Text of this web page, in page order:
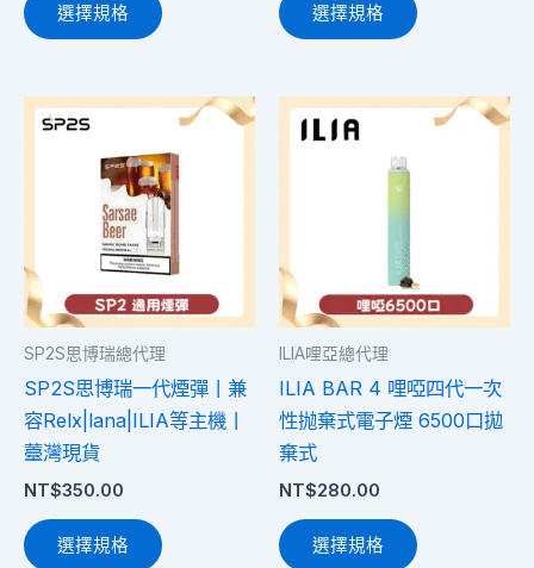
選擇規格
選
選
項
選擇規格
選
選
項
SP2S思博瑞總代理
SP2S思博瑞一代煙彈丨兼
容Relx|lana|ILIA等主機丨
薹灣現貨
NT$350.00
選擇規格
此
品
有
多
種
款
可
在
產
ILIA哩亞總代理
ILIA BAR 4 哩啞四代一次
性抛棄式電子煙 6500口拋
棄式
NT$280.00
選擇規格
此
款
在
產